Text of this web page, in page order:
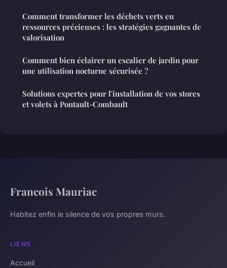
Comment transformer les déchets verts en
ressources précieuses : les stratégies gagnantes de
valorisation
Comment bien éclairer un escalier de jardin pour
une utilisation nocturne sécurisée ?
Solutions expertes pour l'installation de vos stores
et volets à Pontault-Combault
Francois Mauriac
Habitez enfin le silence de vos propres murs.
LIENS
Accueil